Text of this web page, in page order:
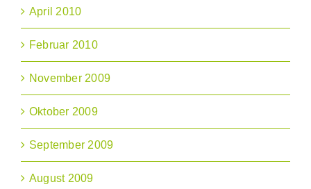
April 2010
Februar 2010
November 2009
Oktober 2009
September 2009
August 2009